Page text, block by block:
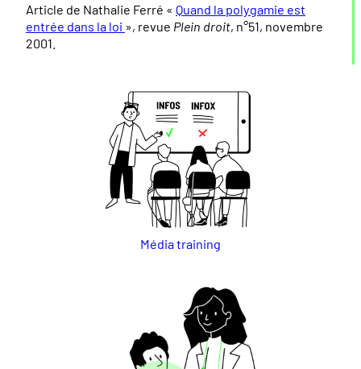
Article de Nathalie Ferré « Quand la polygamie est
entrée dans la loi », revue Plein droit, n°51, novembre
2001.
Média training